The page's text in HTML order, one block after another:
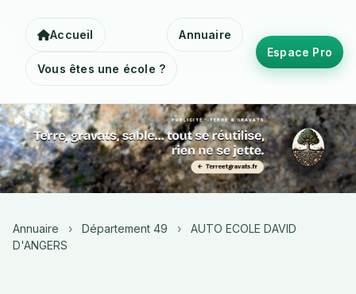
Accueil Annuaire
Vous êtes une école ?
Espace Pro
Annuaire › Département 49 ›
AUTO ECOLE DAVID
D'ANGERS